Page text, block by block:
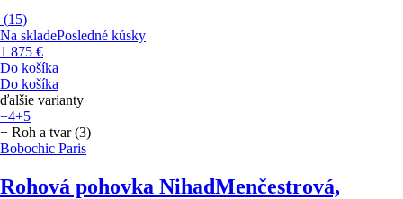
(15)
Na skladePosledné kúsky
1 875 €
Do košíka
Do košíka
ďalšie varianty
+4+5
+ Roh a tvar (3)
Bobochic Paris
Rohová pohovka NihadMenčestrová,